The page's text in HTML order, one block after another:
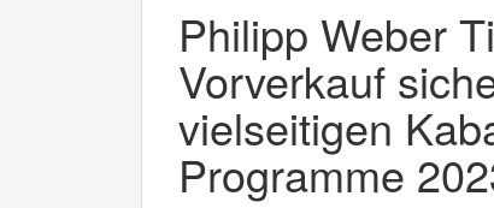
Philipp Weber
Vorverkauf
vielseitigen
Programme